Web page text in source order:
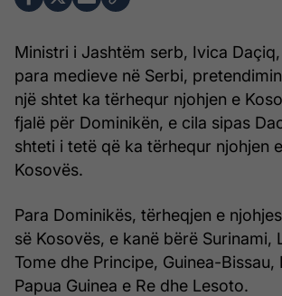
Ministri i Jashtëm serb, Ivica
para medieve në Serbi,
një shtet ka tërhequr njohjen e
fjalë për Dominikën, e cila sipas
shteti i tetë që ka tërhequr njohjen
Kosovës.
Para Dominikës, tërheqjen e
së Kosovës, e kanë bërë Surinami,
Tome dhe Principe, Guinea-Bissau,
Papua Guinea e Re dhe Lesoto.